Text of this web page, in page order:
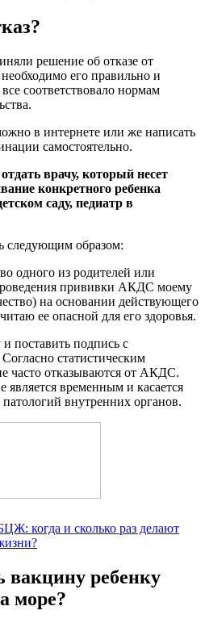
решение об отказе от
его правильно и
соответствовало нормам
в интернете или же написать
самостоятельно.
врачу, который несет
конкретного ребенка
саду, педиатр в
следующим образом:
одного из родителей или
прививки АКДС моему
на основании действующего
ее опасной для его здоровья.
и поставить подпись с
статистическим
часто отказываются от АКДС.
является временным и касается
внутренних органов.
когда и сколько раз делают
вакцину ребенку
море?